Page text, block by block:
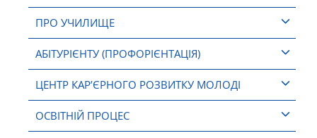
ПРО УЧИЛИЩЕ
АБІТУРІЄНТУ (ПРОФОРІЄНТАЦІЯ)
ЦЕНТР КАР’ЄРНОГО РОЗВИТКУ МОЛОДІ
ОСВІТНІЙ ПРОЦЕС